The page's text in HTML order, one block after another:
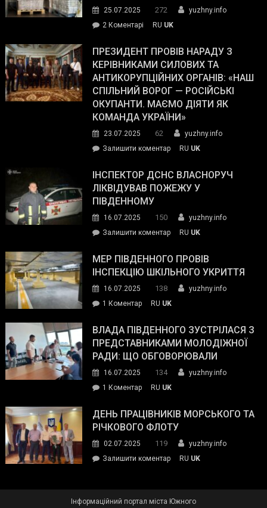
The
Street
Journal.
25.07.2025 272
yuzhny.info
2 Коментарі
Південному
працівникам
ОПЗ
з
матеріального
резерву
гуманітарну
допомогу
RU UK
ПРЕЗИДЕНТ ПРОВІВ НАРАДУ З
КЕРІВНИКАМИ СИЛОВИХ ТА
АНТИКОРУПЦІЙНИХ ОРГАНІВ: «НАШ
СПІЛЬНИЙ ВОРОГ — РОСІЙСЬКІ
ОКУПАНТИ. МАЄМО ДІЯТИ ЯК
КОМАНДА УКРАЇНИ»
23.07.2025 62
yuzhny.info
Залишити коментарon
провів
нараду
силових
та
органів:
«Наш
спільний
окупанти.
Маємо
діяти
команда
RU UK
ІНСПЕКТОР ДСНС ВЛАСНОРУЧ
ЛІКВІДУВАВ ПОЖЕЖУ У
ПІВДЕННОМУ
16.07.2025 150
yuzhny.info
Залишити коментарon
ДСНС
власноруч
пожежу
у
RU UK
МЕР ПІВДЕННОГО ПРОВІВ
ІНСПЕКЦІЮ ШКІЛЬНОГО УКРИТТЯ
16.07.2025 138
yuzhny.info
1 Коментардо
Південного
провів
інспекцію
укриття
RU UK
ВЛАДА ПІВДЕННОГО ЗУСТРІЛАСЯ З
ПРЕДСТАВНИКАМИ МОЛОДІЖНОЇ
РАДИ: ЩО ОБГОВОРЮВАЛИ
16.07.2025 134
yuzhny.info
1 Коментардо
Південного
зустрілася
представниками
молодіжної
обговорювали
RU UK
ДЕНЬ ПРАЦІВНИКІВ МОРСЬКОГО ТА
РІЧКОВОГО ФЛОТУ
02.07.2025 119
yuzhny.info
Залишити коментарon
RU UK
Інформаційний портал міста Южного